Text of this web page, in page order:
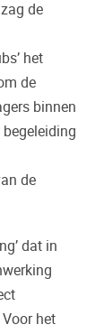
de
het
de
binnen
begeleiding
de
dat in
het